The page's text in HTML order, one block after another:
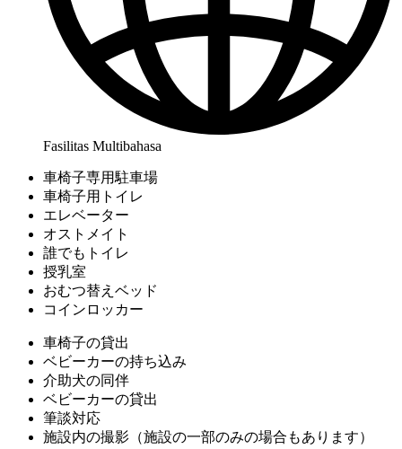
Fasilitas Multibahasa
車椅子専用駐車場
車椅子用トイレ
エレベーター
オストメイト
誰でもトイレ
授乳室
おむつ替えベッド
コインロッカー
車椅子の貸出
ベビーカーの持ち込み
介助犬の同伴
ベビーカーの貸出
筆談対応
施設内の撮影（施設の一部のみの場合もあります）